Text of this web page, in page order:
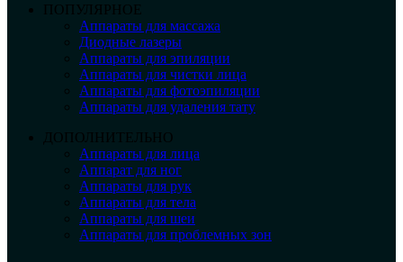
ПОПУЛЯРНОЕ
Аппараты для массажа
Диодные лазеры
Аппараты для эпиляции
Аппараты для чистки лица
Аппараты для фотоэпиляции
Аппараты для удаления тату
ДОПОЛНИТЕЛЬНО
Аппараты для лица
Аппарат для ног
Аппараты для рук
Аппараты для тела
Аппараты для шеи
Аппараты для проблемных зон